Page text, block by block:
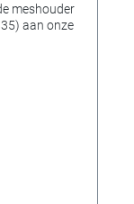
meshouder
aan onze